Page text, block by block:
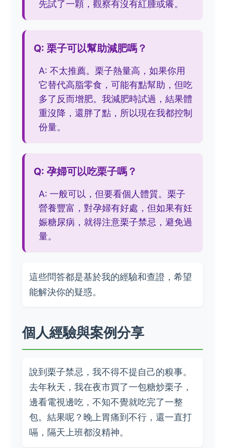
先試了一顆，觀察有沒有紅腫或癢。
Q: 栗子可以幫助減肥嗎？
A: 不太推薦。栗子熱量高，如果你用
它替代高脂零食，可能有點幫助，但吃
多了反而增肥。我減肥時試過，結果體
重沒降，還胖了點，所以現在我都控制
份量。
Q: 孕婦可以吃栗子嗎？
A: 一般可以，但要看個人體質。栗子
營養豐富，對孕婦有好處，但如果有妊
娠糖尿病，就得注意栗子禁忌，避免過
量。
這些問答都是基於我的經驗和查證，希望
能解決你的疑惑。
個人經驗與案例分享
說到栗子禁忌，我不得不提自己的糗事。
去年秋天，我在夜市買了一包糖炒栗子，
邊看電視邊吃，不知不覺就吃完了一整
包。結果呢？晚上胃痛到不行，還一直打
嗝，隔天上班都沒精神。